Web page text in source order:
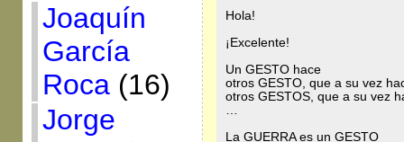
Joaquín
García
Roca(16)
Jorge
Hola!
¡Excelente!
Un GESTO hace
otros GESTO, que a su vez
otros GESTOS, que a su vez
La GUERRA es un GESTO